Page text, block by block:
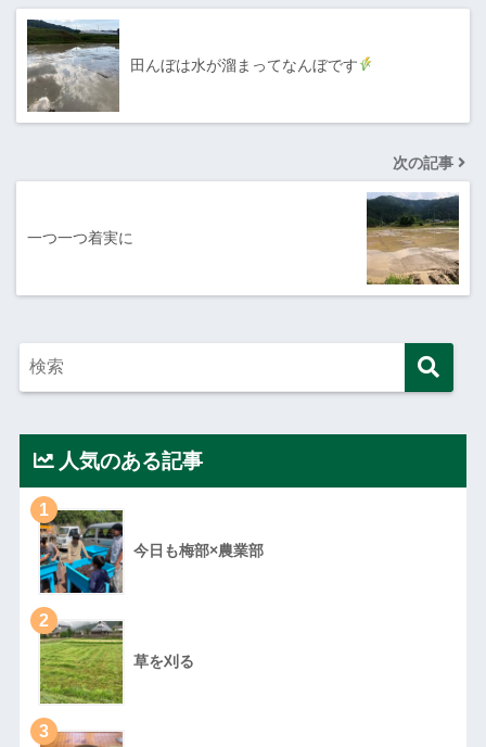
田んぼは水が溜まってなんぼです
次の記事
一つ一つ着実に
人気のある記事
1
今日も梅部×農業部
2
草を刈る
3